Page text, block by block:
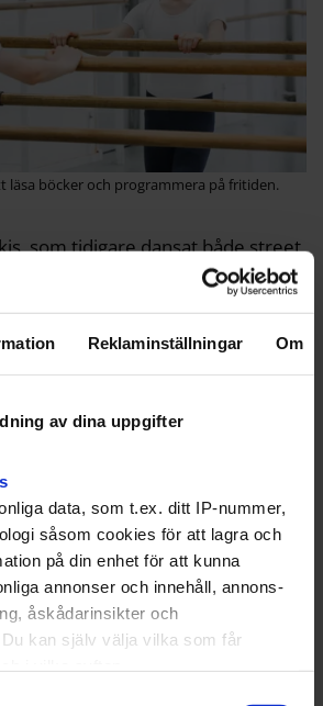
Reklaminställningar Om
av dina uppgifter
data, som t.ex. ditt IP-nummer,
såsom cookies för att lagra och
på din enhet för att kunna
annonser och innehåll, annons-
åskådarinsikter och
kan själv välja vilka som får
läsa böcker och programmera på fritiden.
som tidigare dansat både street
idén om att söka sig till en skola
sig åt sin passion. Han sökte till
hälsar och är glada. Jag trodde
den enda killen på skolan, men
Balettskolan håller till i
och är en statlig